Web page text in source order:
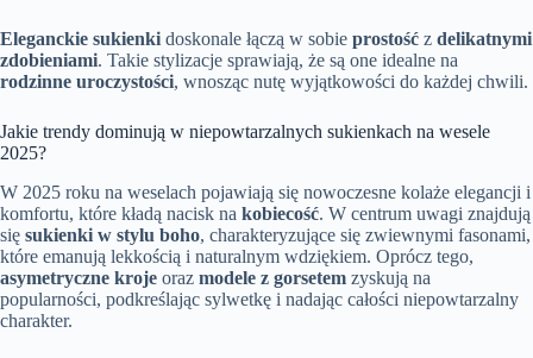
Eleganckie sukienki doskonale łączą w sobie prostość z delikatnymi
zdobieniami. Takie stylizacje sprawiają, że są one idealne na
rodzinne uroczystości, wnosząc nutę wyjątkowości do każdej chwili.
Jakie trendy dominują w niepowtarzalnych sukienkach na wesele
2025?
W 2025 roku na weselach pojawiają się nowoczesne kolaże elegancji i
komfortu, które kładą nacisk na kobiecość. W centrum uwagi znajdują
się sukienki w stylu boho, charakteryzujące się zwiewnymi fasonami,
które emanują lekkością i naturalnym wdziękiem. Oprócz tego,
asymetryczne kroje oraz modele z gorsetem zyskują na
popularności, podkreślając sylwetkę i nadając całości niepowtarzalny
charakter.